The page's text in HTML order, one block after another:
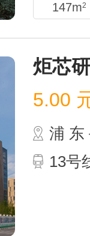
147m2
炬芯
5.00
浦 东
13号